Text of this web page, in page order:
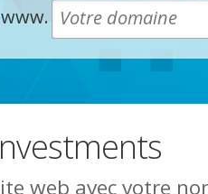
www.
web avec votre